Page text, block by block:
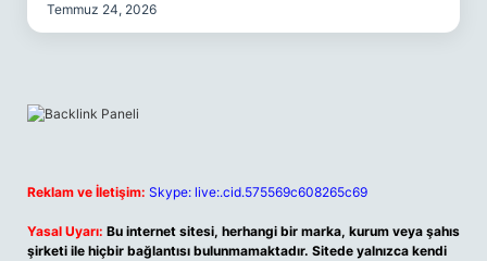
Temmuz 24, 2026
Reklam ve İletişim: Skype: live:.cid.575569c608265c69
Yasal Uyarı: Bu internet sitesi, herhangi bir marka, kurum veya şahıs
şirketi ile hiçbir bağlantısı bulunmamaktadır. Sitede yalnızca kendi